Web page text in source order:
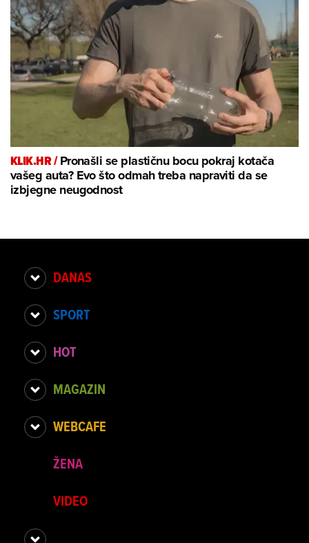
KLIK.HR /Pronašli se plastičnu bocu pokraj kotača
vašeg auta? Evo što odmah treba napraviti da se
izbjegne neugodnost
DANAS
SPORT
HOT
MAGAZIN
WEBCAFE
ŽENA
VIDEO